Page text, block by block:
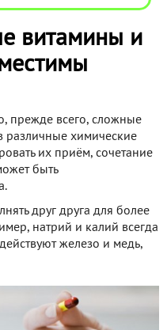
витамины и
прежде всего, сложные
различные химические
их приём, сочетание
быть
друг друга для более
натрий и калий всегда
железо и медь,